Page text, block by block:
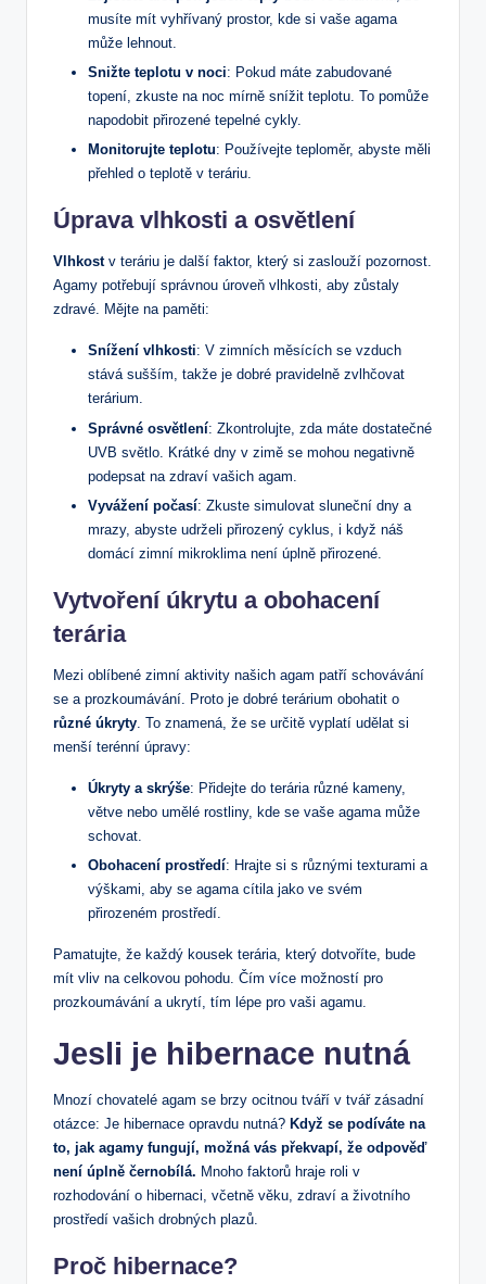
‌musíte mít vyhřívaný ​prostor, ‌kde si vaše agama
může lehnout.
Snižte ⁤teplotu v noci: Pokud máte zabudované
topení, zkuste na noc‍ mírně snížit teplotu. To pomůže
napodobit ​přirozené tepelné cykly.
Monitorujte teplotu: Používejte teploměr, abyste měli‌
přehled ​o⁢ teplotě v teráriu.
Úprava‍ vlhkosti a⁣ osvětlení
Vlhkostv teráriu je další faktor, který ​si zaslouží pozornost.
⁣Agamy‌ potřebují správnou‍ úroveň vlhkosti, aby zůstaly
zdravé. Mějte‍ na‍ paměti:
Snížení vlhkosti: V zimních měsících se⁣ vzduch
stává⁤ sušším, takže je dobré pravidelně zvlhčovat
terárium.
Správné osvětlení: Zkontrolujte, zda máte dostatečné
UVB​ světlo. Krátké dny v zimě se mohou negativně
podepsat na zdraví⁣ vašich agam.
Vyvážení ⁣počasí: Zkuste simulovat ⁣sluneční dny a
mrazy, ‍abyste udrželi přirozený cyklus,⁤ i když náš
domácí zimní mikroklima není úplně⁢ přirozené.
Vytvoření úkrytu a obohacení
terária
Mezi‌ oblíbené zimní aktivity našich agam patří schovávání
se a ⁢prozkoumávání. Proto je dobré terárium obohatit⁣ o
různé úkryty . To znamená, že‍ se určitě vyplatí udělat si
menší terénní úpravy:
Úkryty a skrýše: Přidejte do terária​ různé kameny,
větve nebo umělé rostliny, kde se vaše agama ⁢může
schovat.
Obohacení ‌prostředí: Hrajte si s různými‌ texturami a
výškami, aby se ‍agama cítila jako⁢ ve svém
přirozeném prostředí.
Pamatujte, že každý kousek terária, který dotvoříte,⁣ bude
mít vliv ​na ⁤celkovou pohodu.⁤ Čím více možností pro
prozkoumávání ⁤a ukrytí, tím lépe pro​ vaši agamu.
Jesli je ⁢hibernace nutná
Mnozí chovatelé agam‍ se​ brzy ocitnou tváří v‌ tvář ⁣zásadní
⁣otázce: Je hibernace opravdu nutná? Když se podíváte na
to, jak agamy fungují, možná vás překvapí, že ​odpověď
není úplně černobílá. Mnoho faktorů hraje roli ⁣v
rozhodování o hibernaci, včetně věku,​ zdraví ⁤a životního
prostředí vašich drobných plazů.
Proč hibernace?